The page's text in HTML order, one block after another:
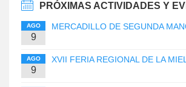
PRÓXIMAS ACTIVIDADES Y
AGO
9
MERCADILLO DE SEGUNDA
AGO
9
XVII FERIA REGIONAL DE LA